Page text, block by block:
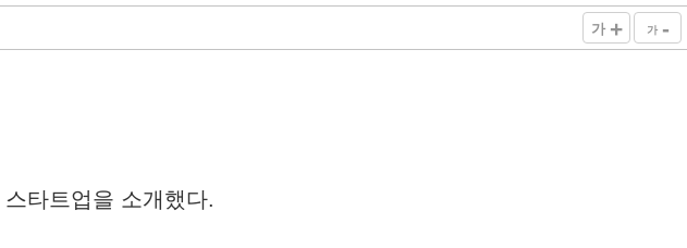
가 + 가 -
타트업을 소개했다.